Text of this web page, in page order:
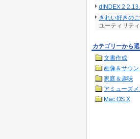
dINDEX.2
きれい好きの
ユーティリティ
カテゴリーから
文書作成
画像＆サウン
家庭＆趣味
アミューズメ
Mac OS X